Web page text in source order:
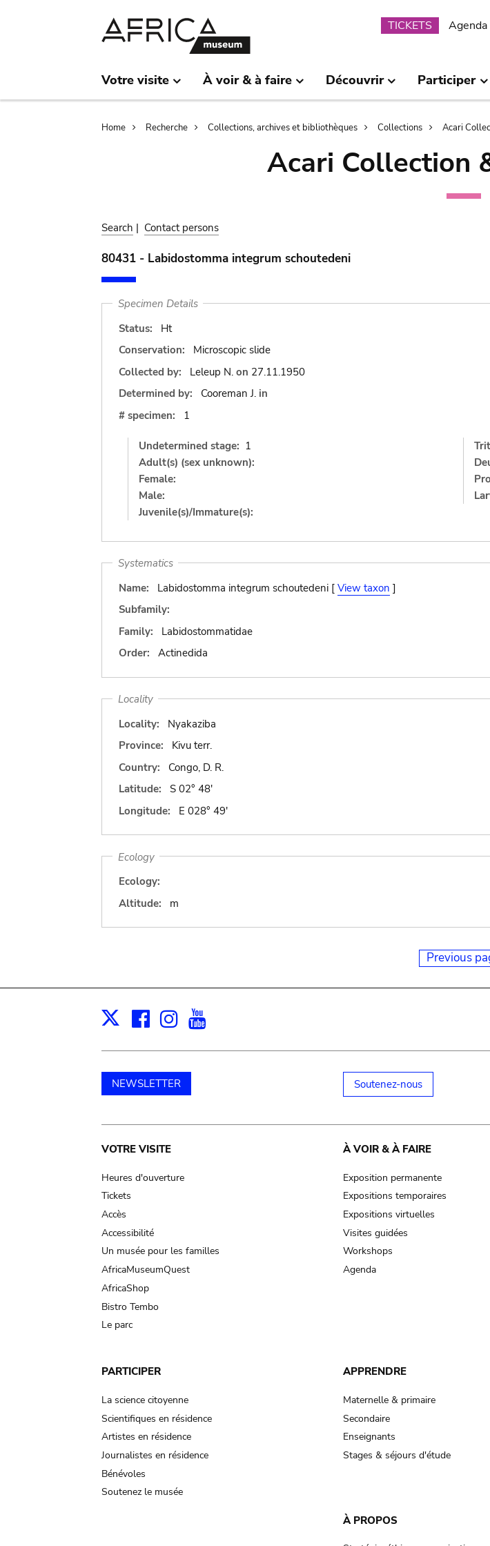
Submenu
TICKETS Agenda
Votre visite À voir & à faire Découvrir Participer
Breadcrumb
Home Recherche Collections, archives et bibliothèques Collections Acari
Acari Collection
Search | Contact persons
80431 - Labidostomma integrum schoutedeni
Specimen Details
Status:
Ht
Conservation:
Microscopic slide
Collected by:
Leleup N. on 27.11.1950
Determined by:
Cooreman J. in
# specimen:
1
Undetermined stage: 1
Adult(s) (sex unknown):
Female:
Male:
Juvenile(s)/Immature(s):
Systematics
Name:
Labidostomma integrum schoutedeni [ View taxon ]
Subfamily:
Family:
Labidostommatidae
Order:
Actinedida
Locality
Locality:
Nyakaziba
Province:
Kivu terr.
Country:
Congo, D. R.
Latitude:
S 02° 48'
Longitude:
E 028° 49'
Ecology
Ecology:
Altitude:
m
Previous
X Facebook
Instagram
NEWSLETTER Soutenez-nous
Main
navigation
VOTRE VISITE
Heures d'ouverture
Tickets
Accès
Accessibilité
Un musée pour les familles
AfricaMuseumQuest
AfricaShop
Bistro Tembo
Le parc
À VOIR & À FAIRE
Exposition permanente
Expositions temporaires
Expositions virtuelles
Visites guidées
Workshops
Agenda
PARTICIPER
La science citoyenne
Scientifiques en résidence
Artistes en résidence
Journalistes en résidence
Bénévoles
Soutenez le musée
APPRENDRE
Maternelle & primaire
Secondaire
Enseignants
Stages & séjours d'étude
À PROPOS